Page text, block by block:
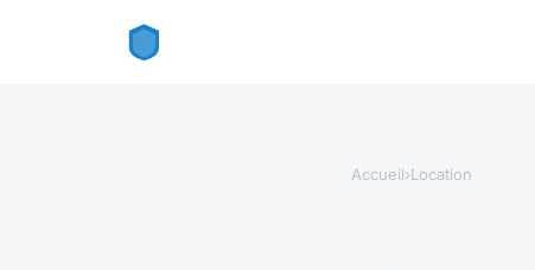
Accueil›Location